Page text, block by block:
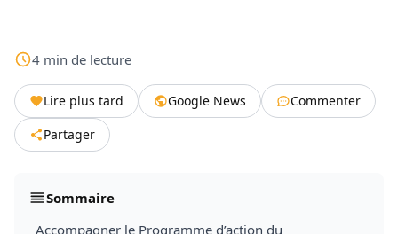
4 min de lecture
Lire plus tard Google News
Commenter
Partager
Sommaire
Accompagner le Programme d’action du